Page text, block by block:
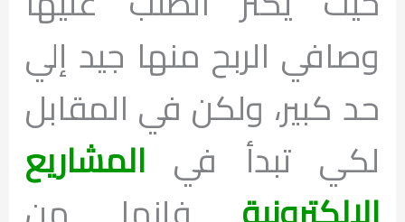
وصافي الربح منها جيد إلي
حد كبير، ولكن في المقابل
لكي تبدأ في المشاريع